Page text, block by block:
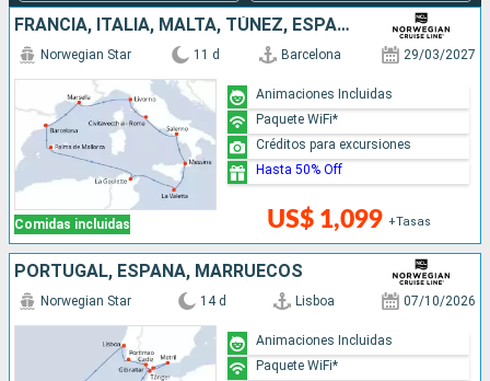
FRANCIA, ITALIA, MALTA, TÚNEZ, ESPAÑA
Comidas incluidas
Norwegian Star 11 d Barcelona 29/03/2027
US$ 1,099 +Tasas
Animaciones Incluidas
Paquete WiFi*
Créditos para excursiones
Hasta 50% Off
PORTUGAL, ESPAÑA, MARRUECOS
Norwegian Star 14 d Lisboa 07/10/2026
Animaciones Incluidas
Paquete WiFi*